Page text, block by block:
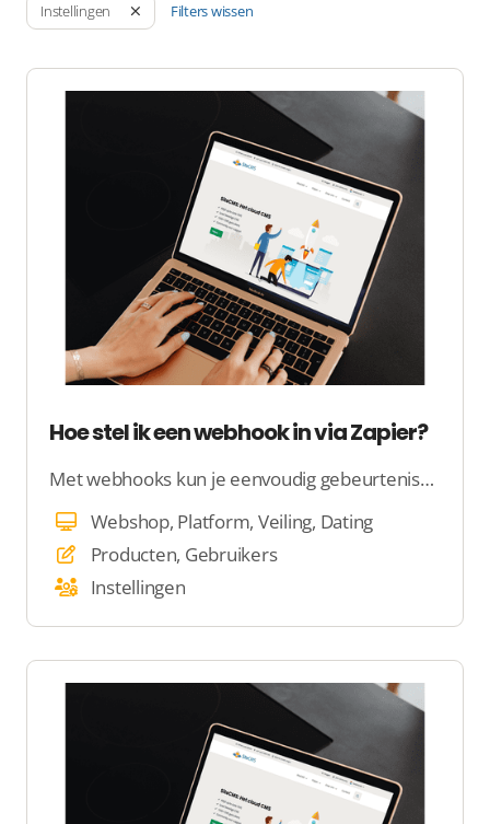
Instellingen Filters wissen
Hoe stel ik een webhook in via Zapier?
Met webhooks kun je eenvoudig gebeurtenissen vanuit je platform koppelen aan externe tools zoals Zapier. Denk hierbij aan acties zoals het aanmaken van een account of het versturen van gegevens naar een andere applicatie. In deze handleiding leggen we stap voor stap uit hoe je een webhook instelt en koppelt binnen je platform.
Webshop, Platform, Veiling, Dating
Producten, Gebruikers
Instellingen